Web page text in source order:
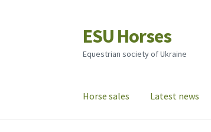
Skip
to
navigation
Skip
to
content
ESU Horses
Equestrian society of Ukraine
Horse sales Latest news